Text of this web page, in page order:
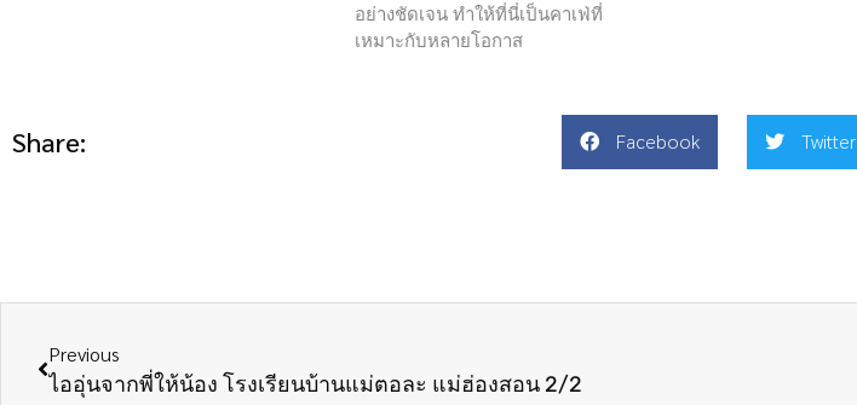
อย่างชัดเจน ทำให้ที่นี่เป็นคาเฟ่ที่
เหมาะกับหลายโอกาส
Share: Facebook Twitter
Previous
ไออุ่นจากพี่ให้น้อง โรงเรียนบ้านแม่ตอละ แม่ฮ่องสอน 2/2